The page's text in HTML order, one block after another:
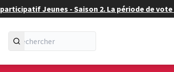
Jeunes - Saison 2. La période de